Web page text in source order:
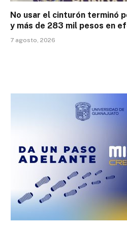
No usar el cinturón terminó
y más de 283 mil pesos en
7 agosto, 2026